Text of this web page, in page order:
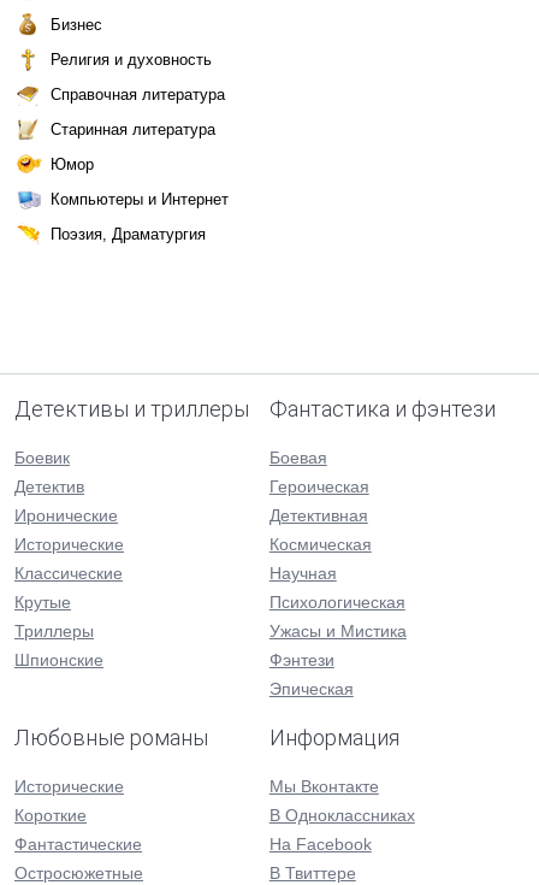
Бизнес
Религия и духовность
Справочная литература
Старинная литература
Юмор
Компьютеры и Интернет
Поэзия, Драматургия
Детективы и триллеры
Боевик
Детектив
Иронические
Исторические
Классические
Крутые
Триллеры
Шпионские
Фантастика и фэнтези
Боевая
Героическая
Детективная
Космическая
Научная
Психологическая
Ужасы и Мистика
Фэнтези
Эпическая
Любовные романы
Исторические
Короткие
Фантастические
Остросюжетные
Информация
Мы Вконтакте
В Одноклассниках
На Facebook
В Твиттере